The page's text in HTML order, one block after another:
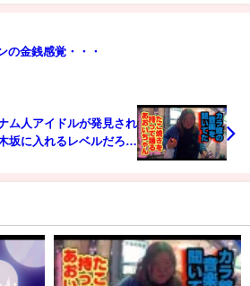
の金銭感覚・・・
ム人アイドルが発見され
坂に入れるレベルだろ…